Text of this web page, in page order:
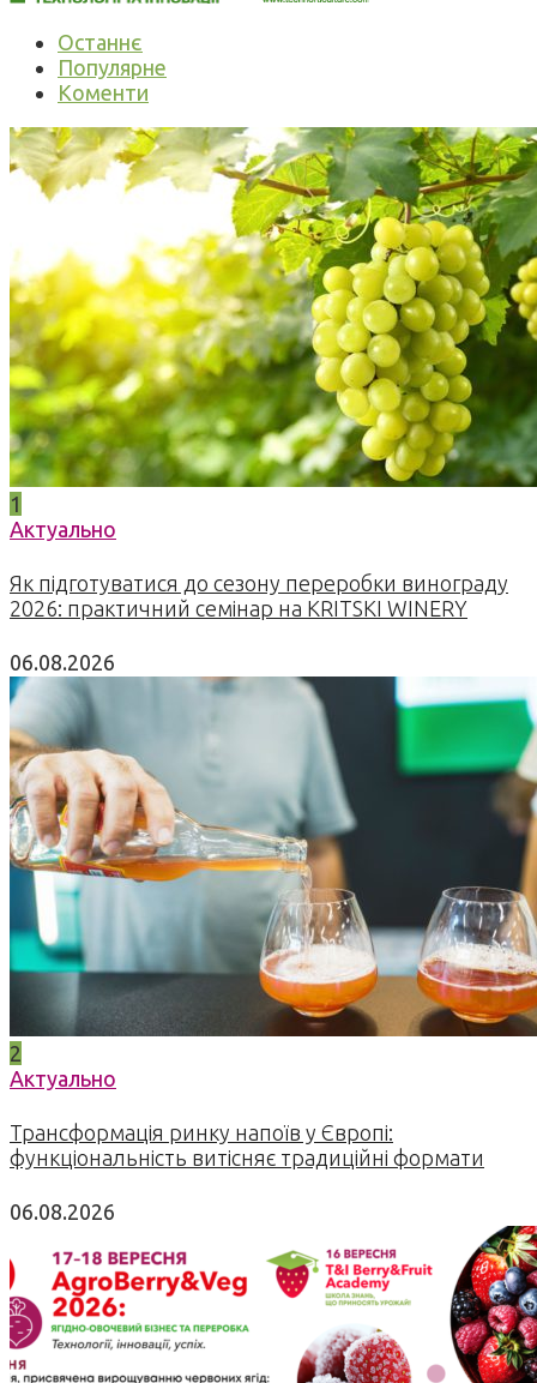
Останнє
Популярне
Коменти
1
Актуально
Як підготуватися до сезону переробки винограду
2026: практичний семінар на KRITSKI WINERY
06.08.2026
2
Актуально
Трансформація ринку напоїв у Європі:
функціональність витісняє традиційні формати
06.08.2026